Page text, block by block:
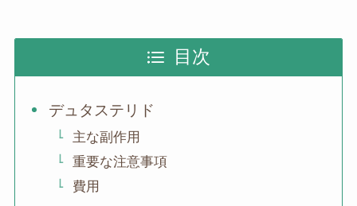
目次
デュタステリド
主な副作用
重要な注意事項
費用